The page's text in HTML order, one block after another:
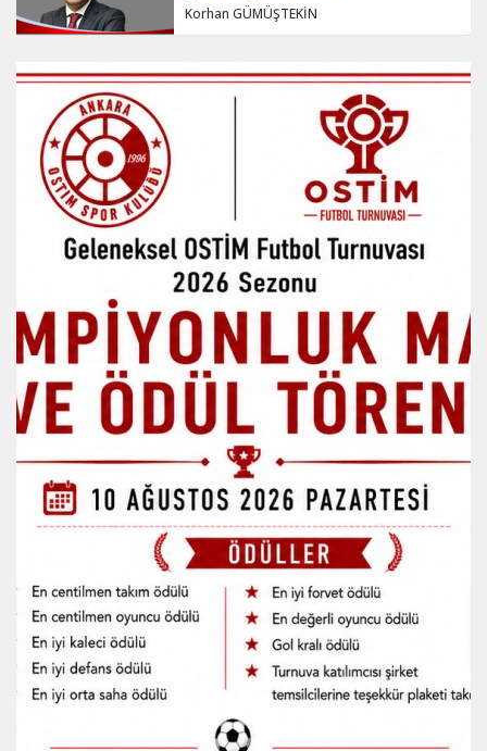
Korhan GÜMÜŞTEKİN